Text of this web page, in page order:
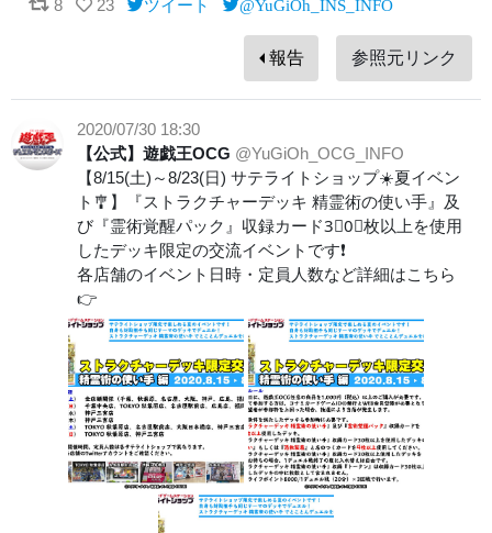
8 23 ツイート @YuGiOh_INS_INFO
報告 参照元リンク
2020/07/30 18:30
【公式】遊戯王OCG @YuGiOh_OCG_INFO
【8/15(土)～8/23(日) サテライトショップ☀️夏イベン
ト🎐】『ストラクチャーデッキ 精霊術の使い手』及
び『霊術覚醒パック』収録カード3⃣0⃣枚以上を使用
したデッキ限定の交流イベントです❗️
各店舗のイベント日時・定員人数など詳細はこちら
👉